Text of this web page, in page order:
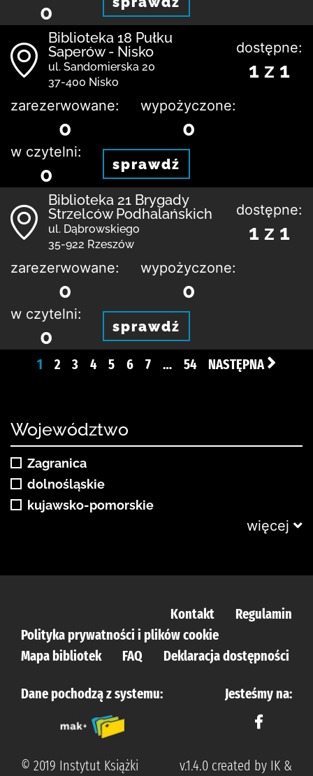
0
Biblioteka 18 Pułku
Saperów - Nisko
ul. Sandomierska 20
37-400 Nisko
dostępne:
1 z 1
zarezerwowane:
0
wypożyczone:
0
w czytelni:
0 sprawdź
Biblioteka 21 Brygady
Strzelców Podhalańskich
ul. Dąbrowskiego
35-922 Rzeszów
dostępne:
1 z 1
zarezerwowane:
0
wypożyczone:
0
w czytelni:
0 sprawdź
1 2 3 4 5 6 7 … 54 NASTĘPNA
Województwo
Zagranica
dolnośląskie
kujawsko-pomorskie
więcej
Kontakt
Regulamin
Polityka prywatności i plików cookie
Mapa bibliotek
FAQ Deklaracja dostępności
Dane pochodzą z systemu: Jesteśmy na:
© 2019 Instytut Książki v.1.4.0 created by IK &